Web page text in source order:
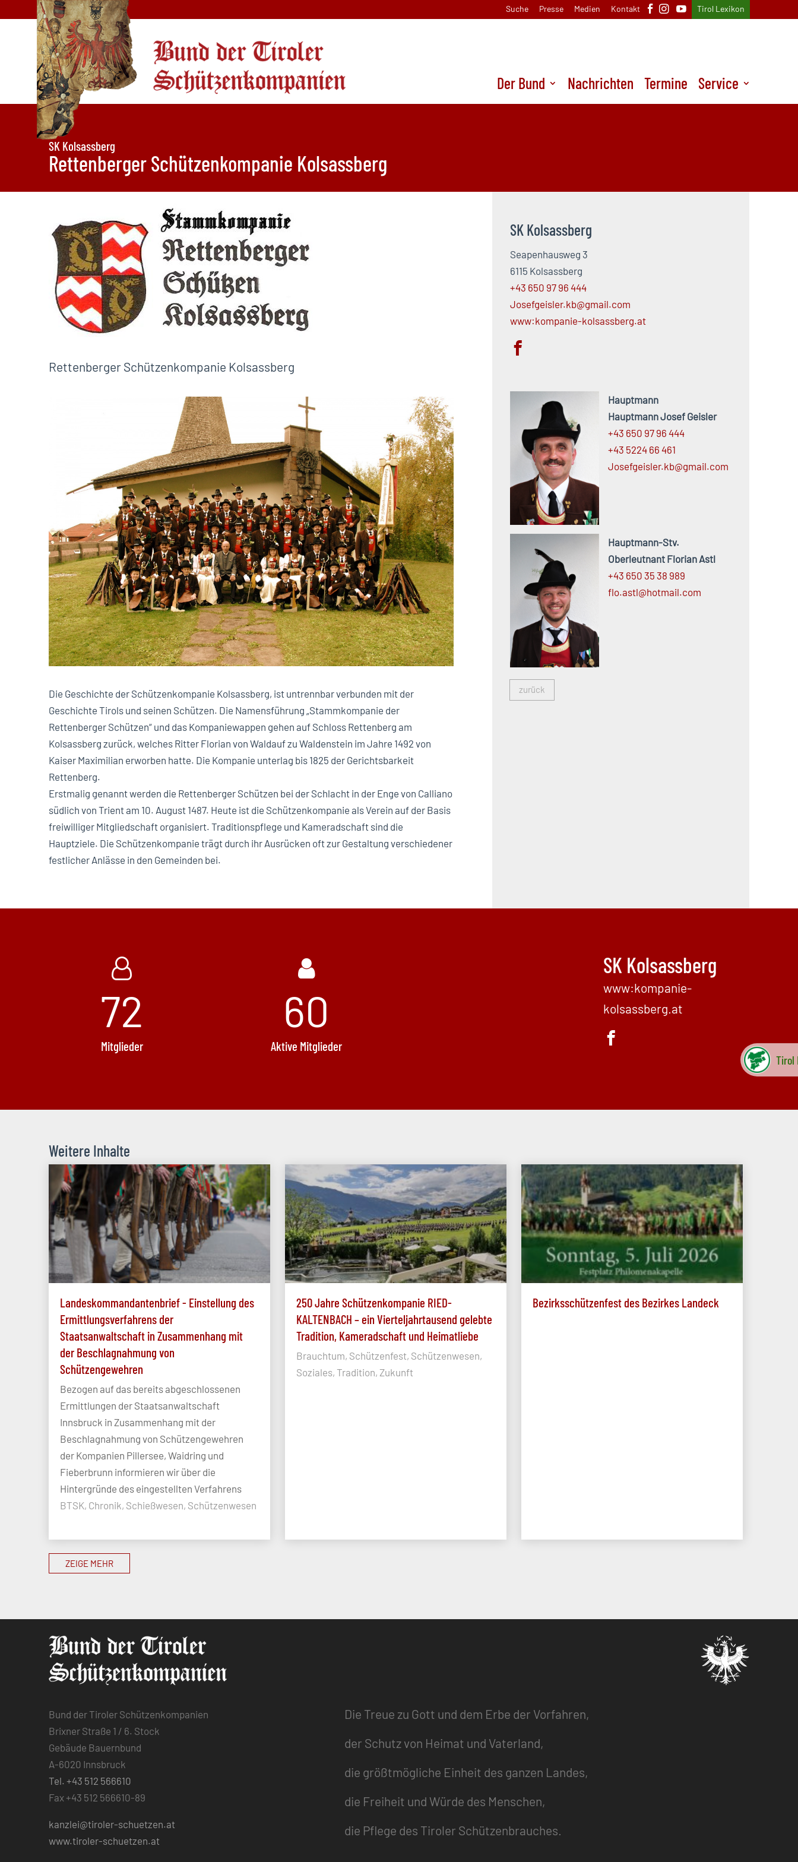
Suche Presse Medien Kontakt Tirol Lexikon
Der Bund Nachrichten Termine Service
Tirol
SK Kolsassberg
Rettenberger Schützenkompanie Kolsassberg
Rettenberger Schützenkompanie Kolsassberg
Die Geschichte der Schützenkompanie Kolsassberg, ist untrennbar verbunden mit der
Geschichte Tirols und seinen Schützen. Die Namensführung „Stammkompanie der
Rettenberger Schützen“ und das Kompaniewappen gehen auf Schloss Rettenberg am
Kolsassberg zurück, welches Ritter Florian von Waldauf zu Waldenstein im Jahre 1492 von
Kaiser Maximilian erworben hatte. Die Kompanie unterlag bis 1825 der Gerichtsbarkeit
Rettenberg.
Erstmalig genannt werden die Rettenberger Schützen bei der Schlacht in der Enge von Calliano
südlich von Trient am 10. August 1487. Heute ist die Schützenkompanie als Verein auf der Basis
freiwilliger Mitgliedschaft organisiert. Traditionspflege und Kameradschaft sind die
Hauptziele. Die Schützenkompanie trägt durch ihr Ausrücken oft zur Gestaltung verschiedener
festlicher Anlässe in den Gemeinden bei.
SK Kolsassberg
Seapenhausweg 3
6115 Kolsassberg
+43 650 97 96 444
Josefgeisler.kb@gmail.com
www:kompanie-kolsassberg.at
Hauptmann
Hauptmann Josef Geisler
+43 650 97 96 444
+43 5224 66 461
Josefgeisler.kb@gmail.com
Hauptmann-Stv.
Oberleutnant Florian Astl
+43 650 35 38 989
flo.astl@hotmail.com
zurück
72
Mitglieder
60
Aktive Mitglieder
SK Kolsassberg
www:kompanie-
kolsassberg.at
Weitere Inhalte
Landeskommandantenbrief - Einstellung des
Ermittlungsverfahrens der
Staatsanwaltschaft in Zusammenhang mit
der Beschlagnahmung von
Schützengewehren
Bezogen auf das bereits abgeschlossenen
Ermittlungen der Staatsanwaltschaft
Innsbruck in Zusammenhang mit der
Beschlagnahmung von Schützengewehren
der Kompanien Pillersee, Waidring und
Fieberbrunn informieren wir über die
Hintergründe des eingestellten Verfahrens
BTSK, Chronik, Schießwesen, Schützenwesen
250 Jahre Schützenkompanie RIED-
KALTENBACH – ein Vierteljahrtausend gelebte
Tradition, Kameradschaft und Heimatliebe
Brauchtum, Schützenfest, Schützenwesen,
Soziales, Tradition, Zukunft
Bezirksschützenfest des Bezirkes Landeck
ZEIGE MEHR
Bund der Tiroler Schützenkompanien
Brixner Straße 1 / 6. Stock
Gebäude Bauernbund
A-6020 Innsbruck
Tel. +43 512 566610
Fax +43 512 566610-89
kanzlei@tiroler-schuetzen.at
www.tiroler-schuetzen.at
Die Treue zu Gott und dem Erbe der Vorfahren,
der Schutz von Heimat und Vaterland,
die größtmögliche Einheit des ganzen Landes,
die Freiheit und Würde des Menschen,
die Pflege des Tiroler Schützenbrauches.